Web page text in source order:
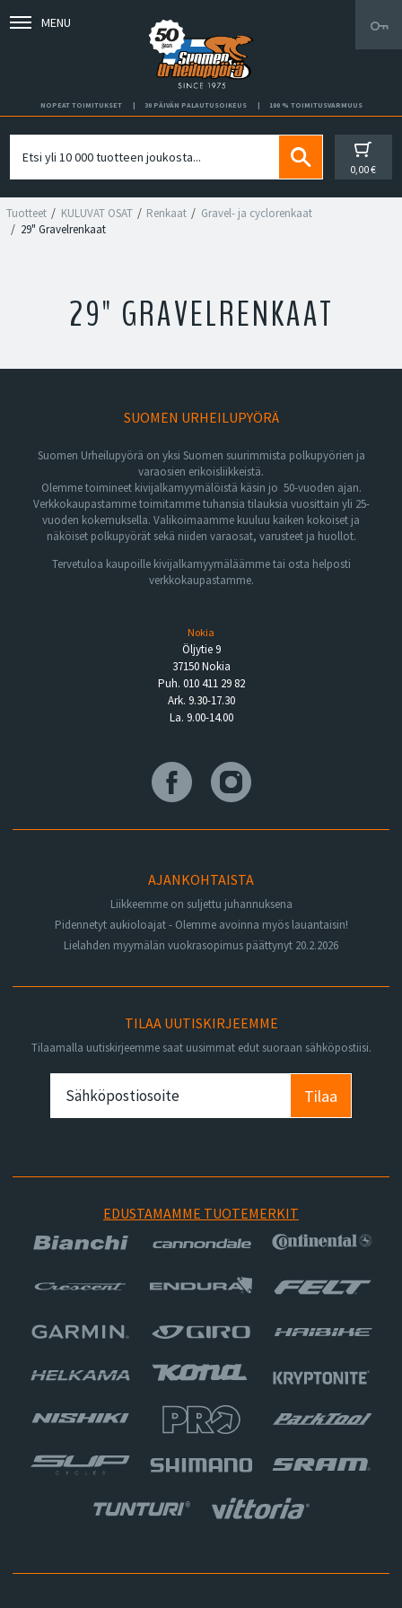
MENU
NOPEAT TOIMITUKSET 30 PÄIVÄN PALAUTUSOIKEUS 100 % TOIMITUSVARMUUS
0,00 €
Tuotteet KULUVAT OSAT Renkaat
Gravel- ja cyclorenkaat
29" Gravelrenkaat
29" GRAVELRENKAAT
SUOMEN URHEILUPYÖRÄ
Suomen Urheilupyörä on yksi Suomen suurimmista polkupyörien ja
varaosien erikoisliikkeistä.
Olemme toimineet kivijalkamyymälöistä käsin jo 50-vuoden ajan.
Verkkokaupastamme toimitamme tuhansia tilauksia vuosittain yli 25-
vuoden kokemuksella. Valikoimaamme kuuluu kaiken kokoiset ja
näköiset polkupyörät sekä niiden varaosat, varusteet ja huollot.
Tervetuloa kaupoille kivijalkamyymäläämme tai osta helposti
verkkokaupastamme.
Nokia
Öljytie 9
37150 Nokia
Puh. 010 411 29 82
Ark. 9.30-17.30
La. 9.00-14.00
AJANKOHTAISTA
Liikkeemme on suljettu juhannuksena
Pidennetyt aukioloajat - Olemme avoinna myös lauantaisin!
Lielahden myymälän vuokrasopimus päättynyt 20.2.2026
TILAA UUTISKIRJEEMME
Tilaamalla uutiskirjeemme saat uusimmat edut suoraan sähköpostiisi.
Tilaa
EDUSTAMAMME TUOTEMERKIT